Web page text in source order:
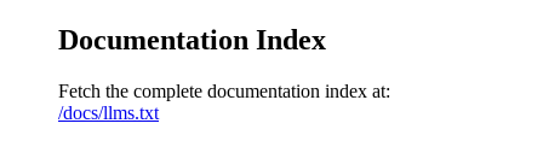
Documentation Index
Fetch the complete documentation index at:
/docs/llms.txt